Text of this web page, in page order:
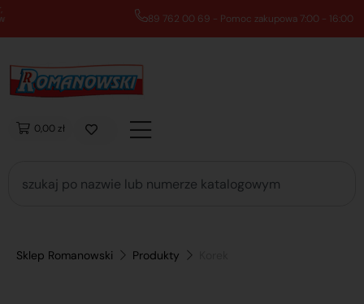
89 762 00 69 - Pomoc zakupowa 7:00 - 16:00
0,00 zł
Sklep Romanowski Produkty